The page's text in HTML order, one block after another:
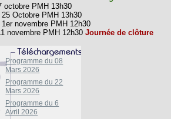
octobre PMH 13h30
25 Octobre PMH 13h30
1er novembre PMH 12h30
novembre PMH 12h30Journée de clôture
Programme du 08
Mars 2026
Programme du 22
Mars 2026
Programme du 6
Avril 2026